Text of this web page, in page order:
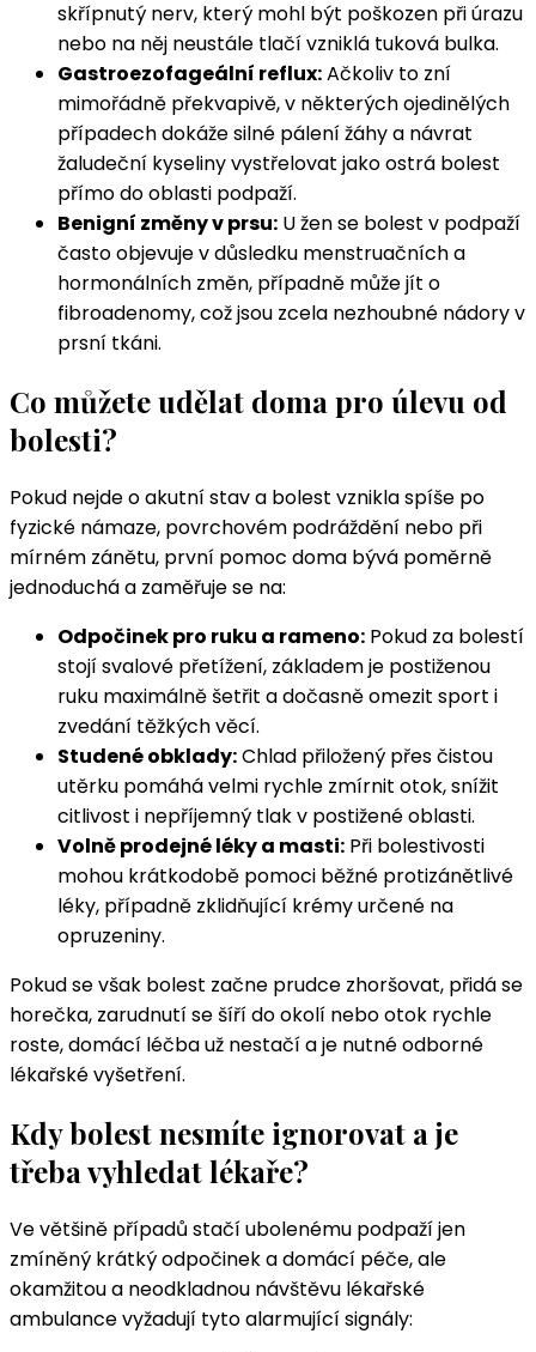
skřípnutý nerv, který mohl být poškozen při úrazu
nebo na něj neustále tlačí vzniklá tuková bulka.
Gastroezofageální reflux:Ačkoliv to zní
mimořádně překvapivě, v některých ojedinělých
případech dokáže silné pálení žáhy a návrat
žaludeční kyseliny vystřelovat jako ostrá bolest
přímo do oblasti podpaží.
Benigní změny v prsu: U žen se bolest v podpaží
často objevuje v důsledku menstruačních a
hormonálních změn, případně může jít o
fibroadenomy, což jsou zcela nezhoubné nádory v
prsní tkáni.
Co můžete udělat doma pro úlevu od
bolesti?
Pokud nejde o akutní stav a bolest vznikla spíše po
fyzické námaze, povrchovém podráždění nebo při
mírném zánětu, první pomoc doma bývá poměrně
jednoduchá a zaměřuje se na:
Odpočinek pro ruku a rameno: Pokud za bolestí
stojí svalové přetížení, základem je postiženou
ruku maximálně šetřit a dočasně omezit sport i
zvedání těžkých věcí.
Studené obklady:Chlad přiložený přes čistou
utěrku pomáhá velmi rychle zmírnit otok, snížit
citlivost i nepříjemný tlak v postižené oblasti.
Volně prodejné léky a masti: Při bolestivosti
mohou krátkodobě pomoci běžné protizánětlivé
léky, případně zklidňující krémy určené na
opruzeniny.
Pokud se však bolest začne prudce zhoršovat, přidá se
horečka, zarudnutí se šíří do okolí nebo otok rychle
roste, domácí léčba už nestačí a je nutné odborné
lékařské vyšetření.
Kdy bolest nesmíte ignorovat a je
třeba vyhledat lékaře?
Ve většině případů stačí ubolenému podpaží jen
zmíněný krátký odpočinek a domácí péče, ale
okamžitou a neodkladnou návštěvu lékařské
ambulance vyžadují tyto alarmující signály: